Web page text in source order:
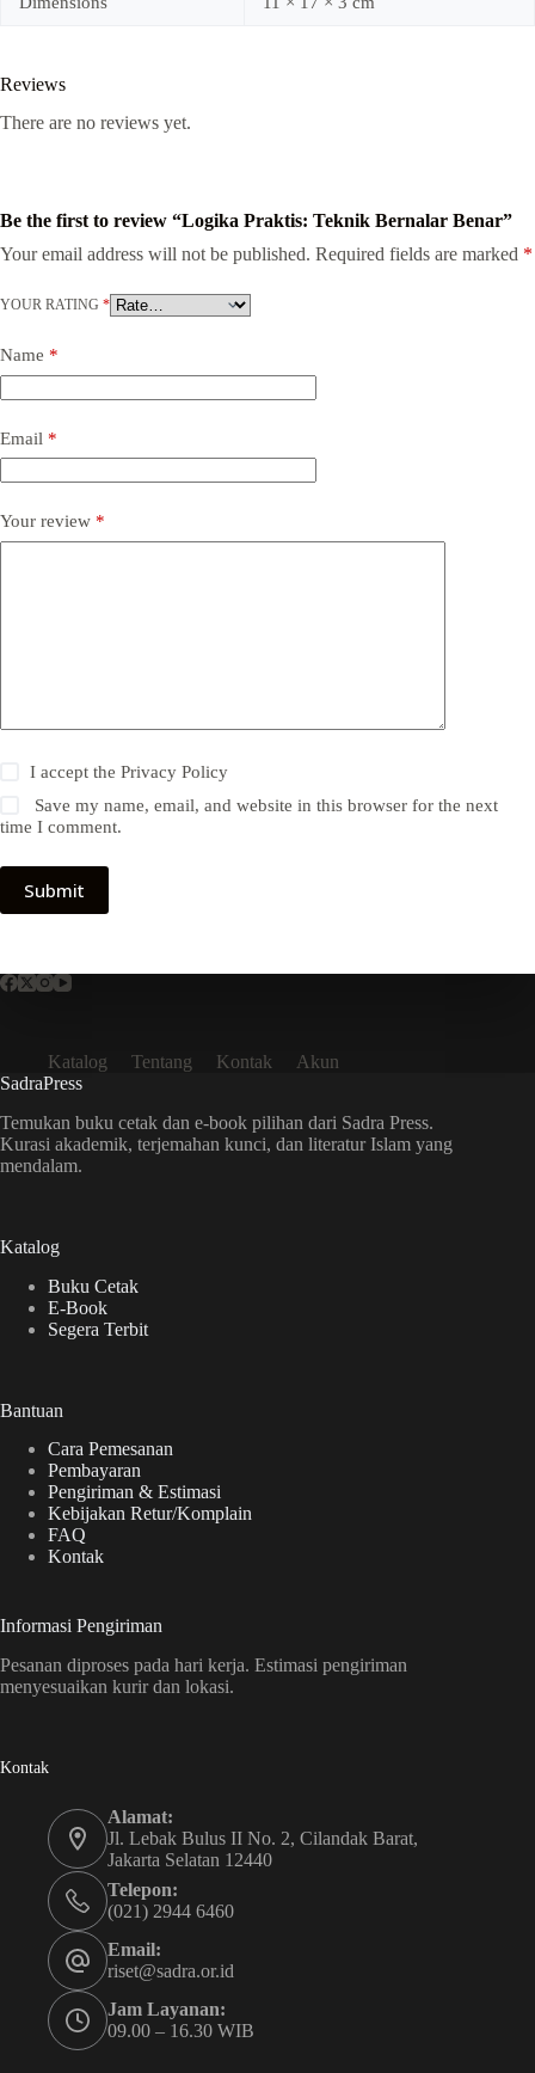
Reviews
There are no reviews yet.
Be the first to review “Logika Praktis: Teknik Bernalar Benar”
Your email address will not be published. Required fields are marked *
YOUR RATING *
Name *
Email *
Your review *
I accept thePrivacy Policy
Save my name, email, and website in this browser for the next
time I comment.
Submit
Katalog Tentang Kontak
Akun
SadraPress
Temukan buku cetak dan e-book pilihan dari Sadra Press.
Kurasi akademik, terjemahan kunci, dan literatur Islam yang
mendalam.
Katalog
Buku Cetak
E-Book
Segera Terbit
Bantuan
Cara Pemesanan
Pembayaran
Pengiriman & Estimasi
Kebijakan Retur/Komplain
FAQ
Kontak
Informasi Pengiriman
Pesanan diproses pada hari kerja. Estimasi pengiriman
menyesuaikan kurir dan lokasi.
Kontak
Alamat:
Jl. Lebak Bulus II No. 2, Cilandak Barat,
Jakarta Selatan 12440
Telepon:
(021) 2944 6460
Email:
riset@sadra.or.id
Jam Layanan:
09.00 – 16.30 WIB